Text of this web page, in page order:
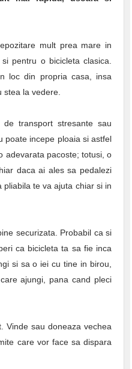
mult prea mare in
pentru o bicicleta clasica.
loc din propria casa, insa
la vedere.
transport stresante sau
poate incepe ploaia si astfel
adevarata pacoste; totusi, o
daca ai ales sa pedalezi
te va ajuta chiar si in
securizata. Probabil ca si
ca bicicleta ta sa fie inca
si sa o iei cu tine in birou,
ajungi, pana cand pleci
Vinde sau doneaza vechea
care vor face sa dispara